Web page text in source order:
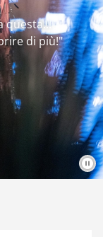
questa...
di più!"